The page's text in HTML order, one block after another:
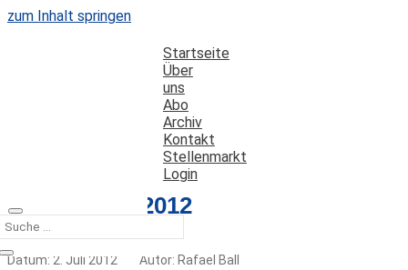
zum Inhalt springen
Startseite
Über
uns
Abo
Archiv
Kontakt
Stellenmarkt
Login
Editorial 05-2012
Datum: 2. Juli 2012
Autor: Rafael Ball